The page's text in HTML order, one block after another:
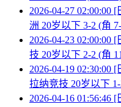
2026-04-27 02:00:00
洲 20岁以下 3-2 (角
2026-04-23 02:00:00
技 20岁以下 2-2 (角
2026-04-19 02:30:00
拉纳竞技 20岁以下
2026-04-16 01:56:46